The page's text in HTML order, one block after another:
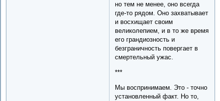
но тем не менее, оно всегда
где-то рядом. Оно захватывает
и восхищает своим
великолепием, и в то же время
его грандиозность и
безграничность повергает в
смертельный ужас.
***
Мы воспринимаем. Это - точно
установленный факт. Но то,